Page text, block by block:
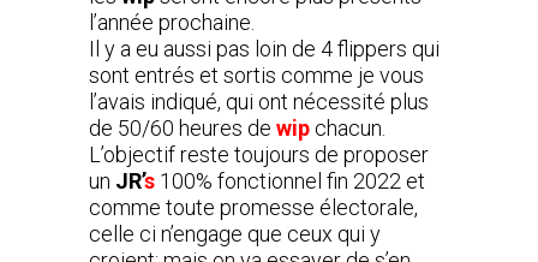
l’année prochaine.
Il y a eu aussi pas loin de 4 flippers qui
sont entrés et sortis comme je vous
l’avais indiqué, qui ont nécessité plus
de 50/60 heures de wip chacun.
L’objectif reste toujours de proposer
un JR’s 100% fonctionnel fin 2022 et
comme toute promesse électorale,
celle ci n’engage que ceux qui y